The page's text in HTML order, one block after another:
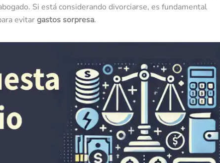
Si está considerando divorciarse, es fundamental
evitargastos sorpresa.